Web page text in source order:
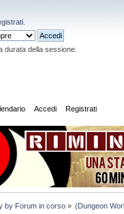
durata della sessione.
Accedi Registrati
by Forum in corso» (Dungeon